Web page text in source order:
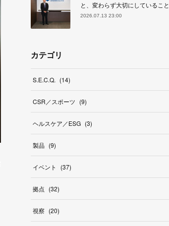
と、変わらず大切にしていること
2026.07.13 23:00
カテゴリ
S.E.C.Q. (14)
CSR／スポーツ (9)
ヘルスケア／ESG (3)
製品 (9)
イベント (37)
拠点 (32)
視察 (20)